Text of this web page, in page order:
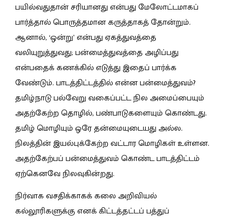
பயில்வதுதான் சரியானது என்பது மேலோட்டமாகப்
பார்த்தால் பொருத்தமான கருத்தாகத் தோன்றும்.
ஆனால், ‘ஒன்று’ என்பது ஏகத்துவத்தை
வலியுறுத்துவது; பன்மைத்துவத்தை அழிப்பது
என்பதைக் கணக்கில் எடுத்து இதைப் பார்க்க
வேண்டும். பாடத்திட்டத்தில் என்ன பன்மைத்துவம்?
தமிழ்நாடு பல்வேறு வகைப்பட்ட நில அமைப்பையும்
அதற்கேற்ற தொழில், பண்பாடுகளையும் கொண்டது.
தமிழ் மொழியும் ஒரே தன்மையுடையது அல்ல.
நிலத்தின் இயல்புக்கேற்ற வட்டார மொழிகள் உள்ளன.
அதற்கேற்பப் பன்மைத்துவம் கொண்ட பாடத்திட்டம்
ஏற்கெனவே நிலவுகின்றது.
நிர்வாக வசதிக்காகக் கலை அறிவியல்
கல்லூரிகளுக்கு எனக் கிட்டத்தட்டப் பத்துப்